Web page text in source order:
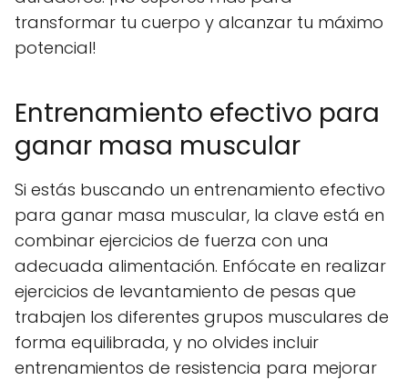
transformar tu cuerpo y alcanzar tu máximo
potencial!
Entrenamiento efectivo para
ganar masa muscular
Si estás buscando un entrenamiento efectivo
para ganar masa muscular, la clave está en
combinar ejercicios de fuerza con una
adecuada alimentación. Enfócate en realizar
ejercicios de levantamiento de pesas que
trabajen los diferentes grupos musculares de
forma equilibrada, y no olvides incluir
entrenamientos de resistencia para mejorar